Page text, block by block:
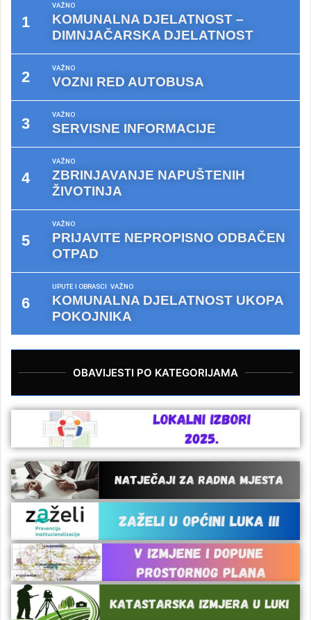
VAŽNO
KOMUNALNA DJELATNOST –
DIMNJAČARSKA DJELATNOST
VAŽNO
VOZNI RED AUTOBUSA
VAŽNO
SERVISNE INFORMACIJE
VAŽNO
ZBRINJAVANJE NAPUŠTENIH
ŽIVOTINJA
VAŽNO
PRIJAVITE NEPROPISNO ODBAČEN
OTPAD
UPUTE I OBRASCI VAŽNO
KOMUNALNA DJELATNOST UKOPA
POKOJNIKA
OBAVIJESTI PO KATEGORIJAMA